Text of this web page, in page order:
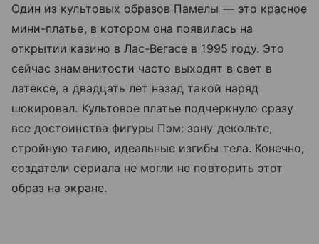
Один из культовых образов Памелы — это красное
мини-платье, в котором она появилась на
открытии казино в Лас-Вегасе в 1995 году. Это
сейчас знаменитости часто выходят в свет в
латексе, а двадцать лет назад такой наряд
шокировал. Культовое платье подчеркнуло сразу
все достоинства фигуры Пэм: зону декольте,
стройную талию, идеальные изгибы тела. Конечно,
создатели сериала не могли не повторить этот
образ на экране.